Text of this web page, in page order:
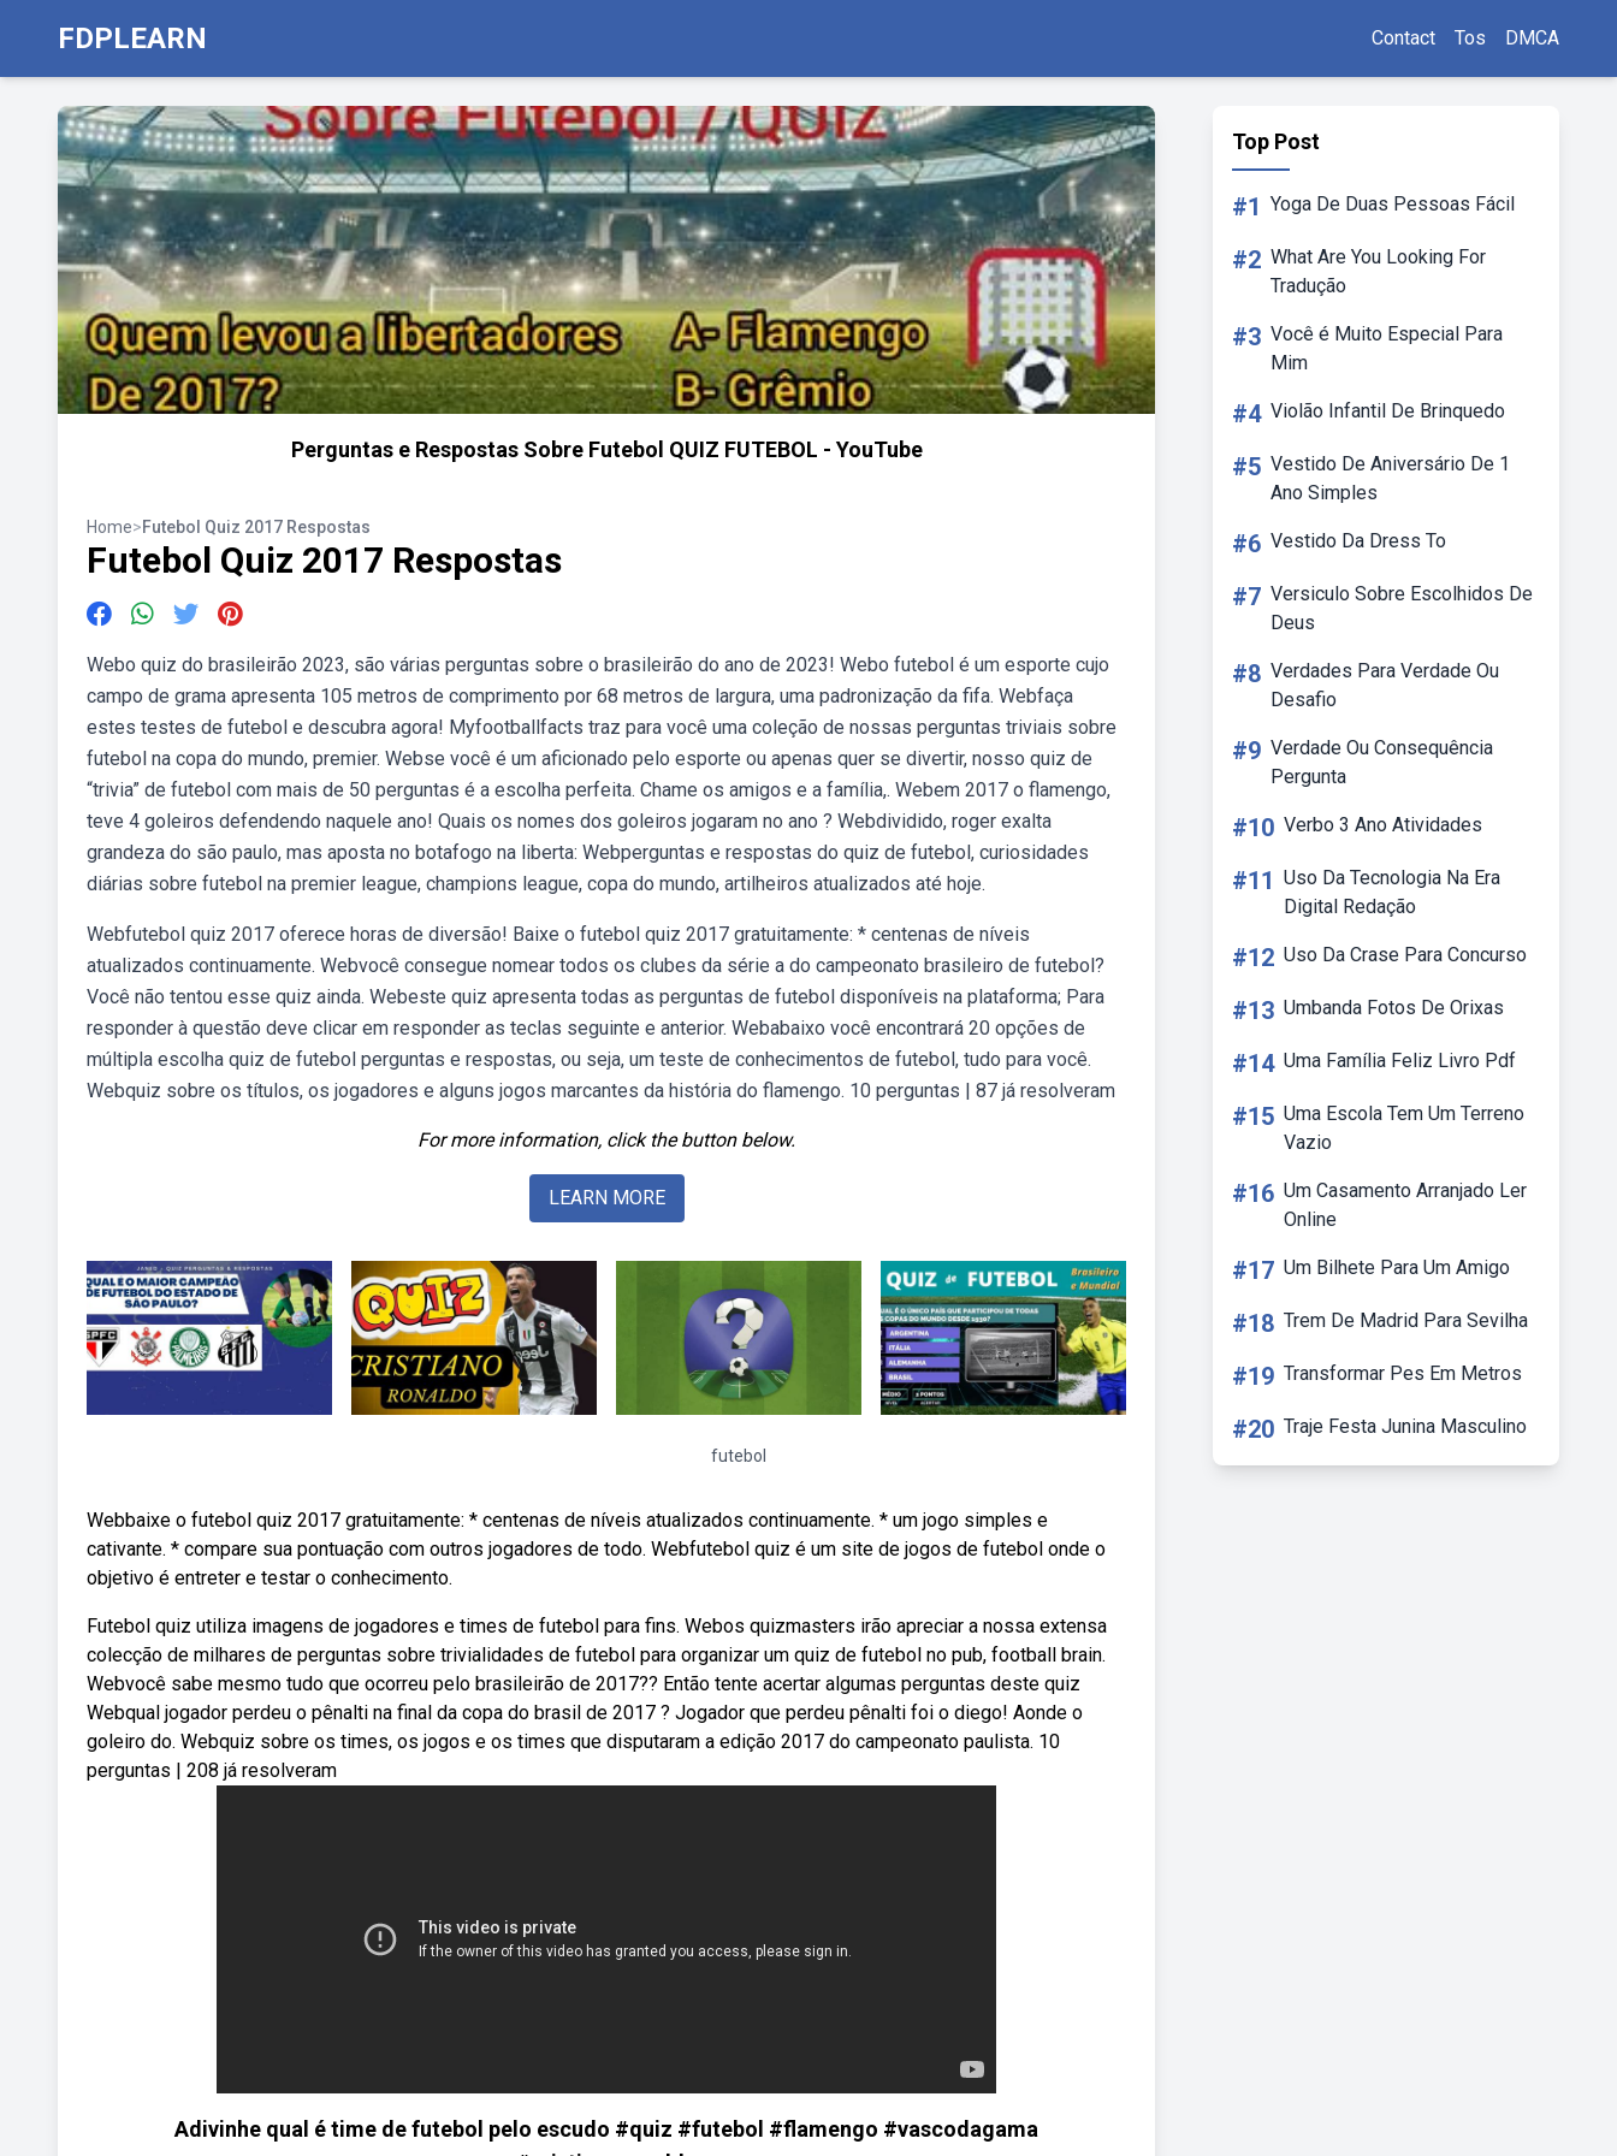
FDPLEARN Contact Tos DMCA
Perguntas e Respostas Sobre Futebol QUIZ FUTEBOL - YouTube
Home>Futebol Quiz 2017 Respostas
Futebol Quiz 2017 Respostas
Webo quiz do brasileirão 2023, são várias perguntas sobre o brasileirão do ano de 2023! Webo futebol é um esporte cujo
campo de grama apresenta 105 metros de comprimento por 68 metros de largura, uma padronização da fifa. Webfaça
estes testes de futebol e descubra agora! Myfootballfacts traz para você uma coleção de nossas perguntas triviais sobre
futebol na copa do mundo, premier. Webse você é um aficionado pelo esporte ou apenas quer se divertir, nosso quiz de
“trivia” de futebol com mais de 50 perguntas é a escolha perfeita. Chame os amigos e a família,. Webem 2017 o flamengo,
teve 4 goleiros defendendo naquele ano! Quais os nomes dos goleiros jogaram no ano ? Webdividido, roger exalta
grandeza do são paulo, mas aposta no botafogo na liberta: Webperguntas e respostas do quiz de futebol, curiosidades
diárias sobre futebol na premier league, champions league, copa do mundo, artilheiros atualizados até hoje.
Webfutebol quiz 2017 oferece horas de diversão! Baixe o futebol quiz 2017 gratuitamente: * centenas de níveis
atualizados continuamente. Webvocê consegue nomear todos os clubes da série a do campeonato brasileiro de futebol?
Você não tentou esse quiz ainda. Webeste quiz apresenta todas as perguntas de futebol disponíveis na plataforma; Para
responder à questão deve clicar em responder as teclas seguinte e anterior. Webabaixo você encontrará 20 opções de
múltipla escolha quiz de futebol perguntas e respostas, ou seja, um teste de conhecimentos de futebol, tudo para você.
Webquiz sobre os títulos, os jogadores e alguns jogos marcantes da história do flamengo. 10 perguntas | 87 já resolveram
For more information, click the button below.
LEARN MORE
futebol
Webbaixe o futebol quiz 2017 gratuitamente: * centenas de níveis atualizados continuamente. * um jogo simples e
cativante. * compare sua pontuação com outros jogadores de todo. Webfutebol quiz é um site de jogos de futebol onde o
objetivo é entreter e testar o conhecimento.
Futebol quiz utiliza imagens de jogadores e times de futebol para fins. Webos quizmasters irão apreciar a nossa extensa
colecção de milhares de perguntas sobre trivialidades de futebol para organizar um quiz de futebol no pub, football brain.
Webvocê sabe mesmo tudo que ocorreu pelo brasileirão de 2017?? Então tente acertar algumas perguntas deste quiz
Webqual jogador perdeu o pênalti na final da copa do brasil de 2017 ? Jogador que perdeu pênalti foi o diego! Aonde o
goleiro do. Webquiz sobre os times, os jogos e os times que disputaram a edição 2017 do campeonato paulista. 10
perguntas | 208 já resolveram
Adivinhe qual é time de futebol pelo escudo #quiz #futebol #flamengo #vascodagama
Top Post
#1 Yoga De Duas Pessoas Fácil
#2 What Are You Looking For
Tradução
#3 Você é Muito Especial Para
Mim
#4 Violão Infantil De Brinquedo
#5 Vestido De Aniversário De 1
Ano Simples
#6 Vestido Da Dress To
#7 Versiculo Sobre Escolhidos De
Deus
#8 Verdades Para Verdade Ou
Desafio
#9 Verdade Ou Consequência
Pergunta
#10 Verbo 3 Ano Atividades
#11 Uso Da Tecnologia Na Era
Digital Redação
#12 Uso Da Crase Para Concurso
#13 Umbanda Fotos De Orixas
#14 Uma Família Feliz Livro Pdf
#15 Uma Escola Tem Um Terreno
Vazio
#16 Um Casamento Arranjado Ler
Online
#17 Um Bilhete Para Um Amigo
#18 Trem De Madrid Para Sevilha
#19 Transformar Pes Em Metros
#20 Traje Festa Junina Masculino